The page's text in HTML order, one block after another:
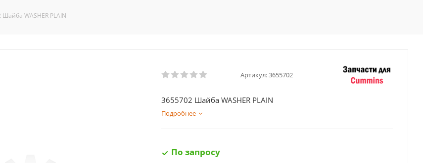
Шайба WASHER PLAIN
Артикул:3655702
3655702 Шайба WASHER PLAIN
Подробнее
По запросу